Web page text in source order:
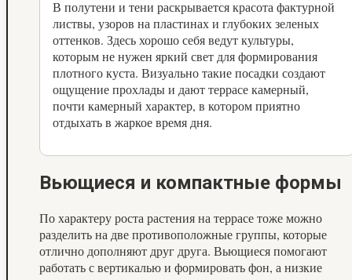
В полутени и тени раскрывается красота фактурной
листвы, узоров на пластинах и глубоких зеленых
оттенков. Здесь хорошо себя ведут культуры,
которым не нужен яркий свет для формирования
плотного куста. Визуально такие посадки создают
ощущение прохлады и дают террасе камерный,
почти камерный характер, в котором приятно
отдыхать в жаркое время дня.
Вьющиеся и компактные формы
По характеру роста растения на террасе тоже можно
разделить на две противоположные группы, которые
отлично дополняют друг друга. Вьющиеся помогают
работать с вертикалью и формировать фон, а низкие